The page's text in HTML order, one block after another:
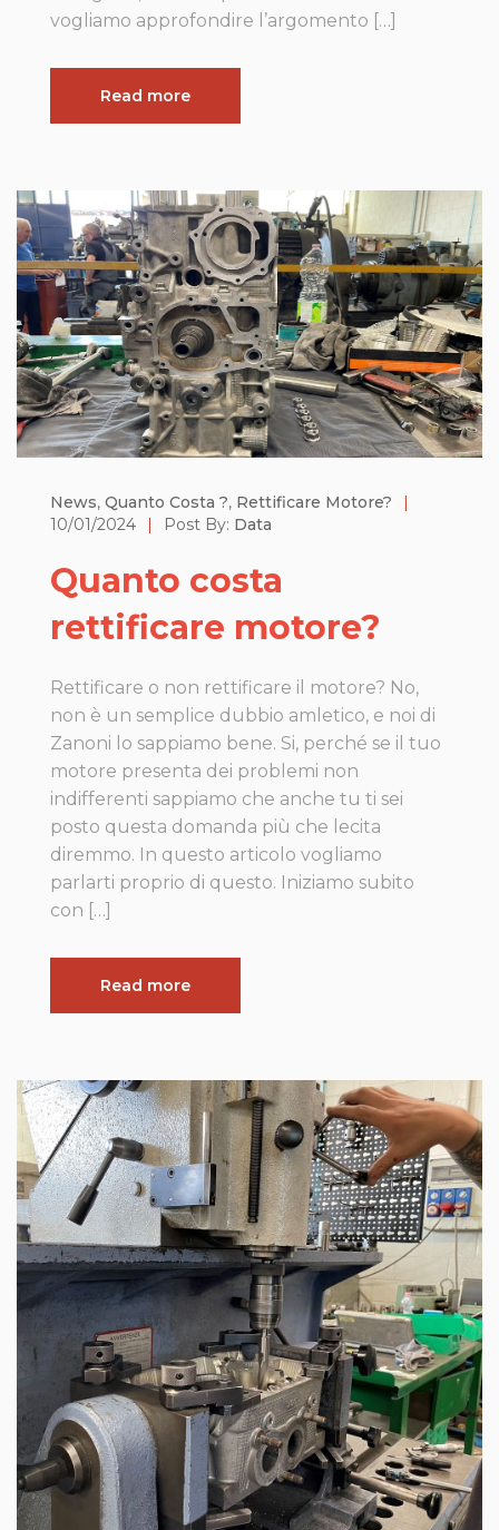
vogliamo approfondire l’argomento […]
Read more
News, Quanto Costa ?, Rettificare Motore?
|
10/01/2024
| Post By: Data
Quanto costa
rettificare motore?
Rettificare o non rettificare il motore? No,
non è un semplice dubbio amletico, e noi di
Zanoni lo sappiamo bene. Si, perché se il tuo
motore presenta dei problemi non
indifferenti sappiamo che anche tu ti sei
posto questa domanda più che lecita
diremmo. In questo articolo vogliamo
parlarti proprio di questo. Iniziamo subito
con […]
Read more